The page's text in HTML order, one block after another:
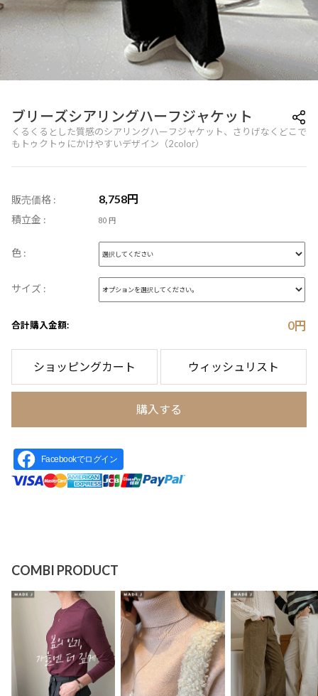
ブリーズシアリングハーフジャケット
くるくるとした質感のシアリングハーフジャケット、さりげなくどこで
もトゥクトゥにかけやすいデザイン（2color）
販売価格 : 8,758円
積立金 : 80 円
色 :
サイズ :
合計購入金額: 0円
ショッピングカート ウィッシュリスト
購入する
Facebookでログイン
COMBI PRODUCT